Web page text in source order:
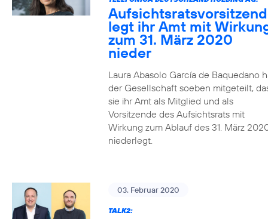
legt ihr Amt mit
zum 31. März 2020
nieder
Laura Abasolo García de Baquedano
der Gesellschaft soeben mitgeteilt,
sie ihr Amt als Mitglied und als
Vorsitzende des Aufsichtsrats mit
Wirkung zum Ablauf des 31. März
niederlegt.
03. Februar 2020
TALK2: